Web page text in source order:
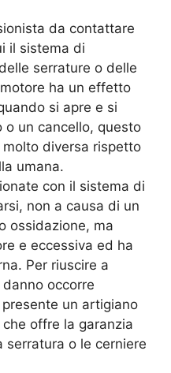
da contattare
il sistema di
serrature o delle
ha un effetto
si apre e si
o un cancello, questo
diversa rispetto
umana.
con il sistema di
non a causa di un
ossidazione, ma
e eccessiva ed ha
Per riuscire a
occorre
un artigiano
offre la garanzia
serratura o le cerniere